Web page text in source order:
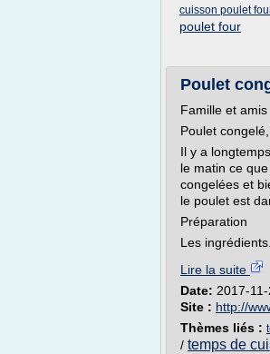
cuisson poulet
poulet four
Poulet
Famille et amis
Poulet
Il y a
le matin ce
congelées et
le poulet est
Préparation
Les
Lire la suite
Date: 2017-
Site : http://
Thèmes liés :
/ temps de